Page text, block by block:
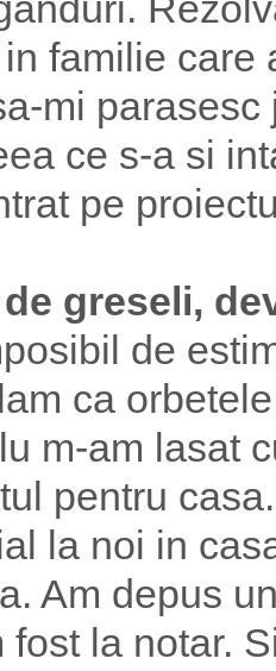
familie care
mi
ce s-a si
pe
greseli,
de
ca
m-am lasat
pentru
la noi in
Am depus
fost la notar.